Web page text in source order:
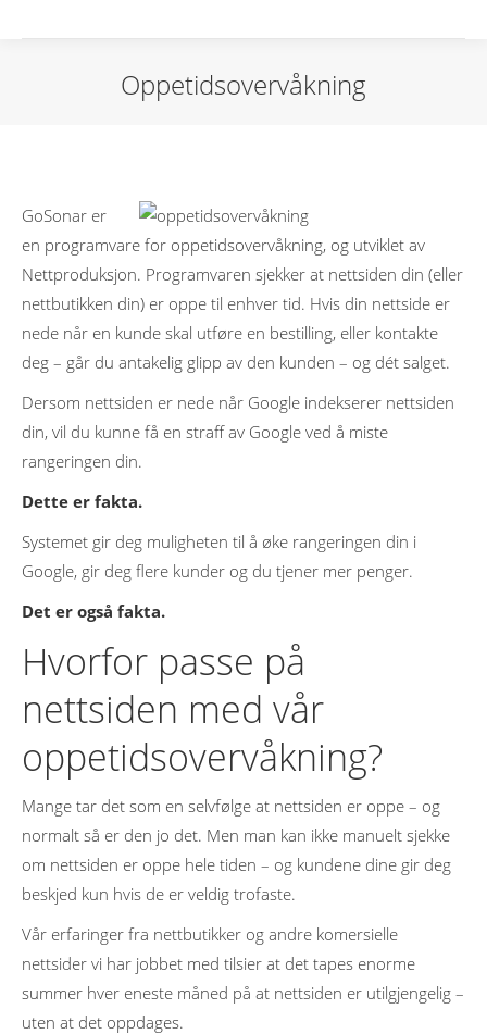
Oppetidsovervåkning
GoSonar er
en programvare for oppetidsovervåkning, og utviklet av
Nettproduksjon. Programvaren sjekker at nettsiden din (eller
nettbutikken din) er oppe til enhver tid. Hvis din nettside er
nede når en kunde skal utføre en bestilling, eller kontakte
deg – går du antakelig glipp av den kunden – og dét salget.
Dersom nettsiden er nede når Google indekserer nettsiden
din, vil du kunne få en straff av Google ved å miste
rangeringen din.
Dette er fakta.
Systemet gir deg muligheten til å øke rangeringen din i
Google, gir deg flere kunder og du tjener mer penger.
Det er også fakta.
Hvorfor passe på
nettsiden med vår
oppetidsovervåkning?
Mange tar det som en selvfølge at nettsiden er oppe – og
normalt så er den jo det. Men man kan ikke manuelt sjekke
om nettsiden er oppe hele tiden – og kundene dine gir deg
beskjed kun hvis de er veldig trofaste.
Vår erfaringer fra nettbutikker og andre komersielle
nettsider vi har jobbet med tilsier at det tapes enorme
summer hver eneste måned på at nettsiden er utilgjengelig –
uten at det oppdages.